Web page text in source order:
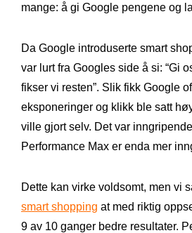
mange: å gi Google pengene og
Da Google introduserte smart
var lurt fra Googles side å si: “Gi
fikser vi resten”. Slik fikk Google
eksponeringer og klikk ble satt
ville gjort selv. Det var
Performance Max er enda mer
Dette kan virke voldsomt, men vi
smart shopping at med riktig
9 av 10 ganger bedre resultater.